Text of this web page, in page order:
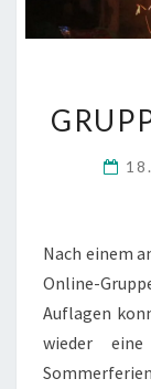
Nach einem
Online-
Auflagen
wieder